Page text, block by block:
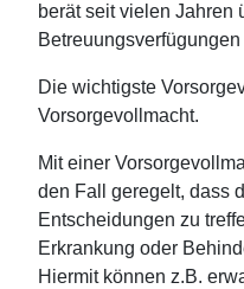
berät seit vielen Jahren
Die wichtigste
Vorsorgevollmacht.
Mit einer
den Fall geregelt, dass
Entscheidungen zu
Erkrankung oder
Hiermit können z.B.